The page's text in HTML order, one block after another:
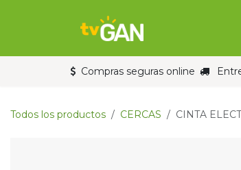
Compras seguras online
Todos los productos CERCAS CINTA